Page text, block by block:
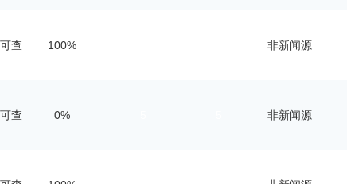
查 100% 非新闻源
查 0% 非新闻源